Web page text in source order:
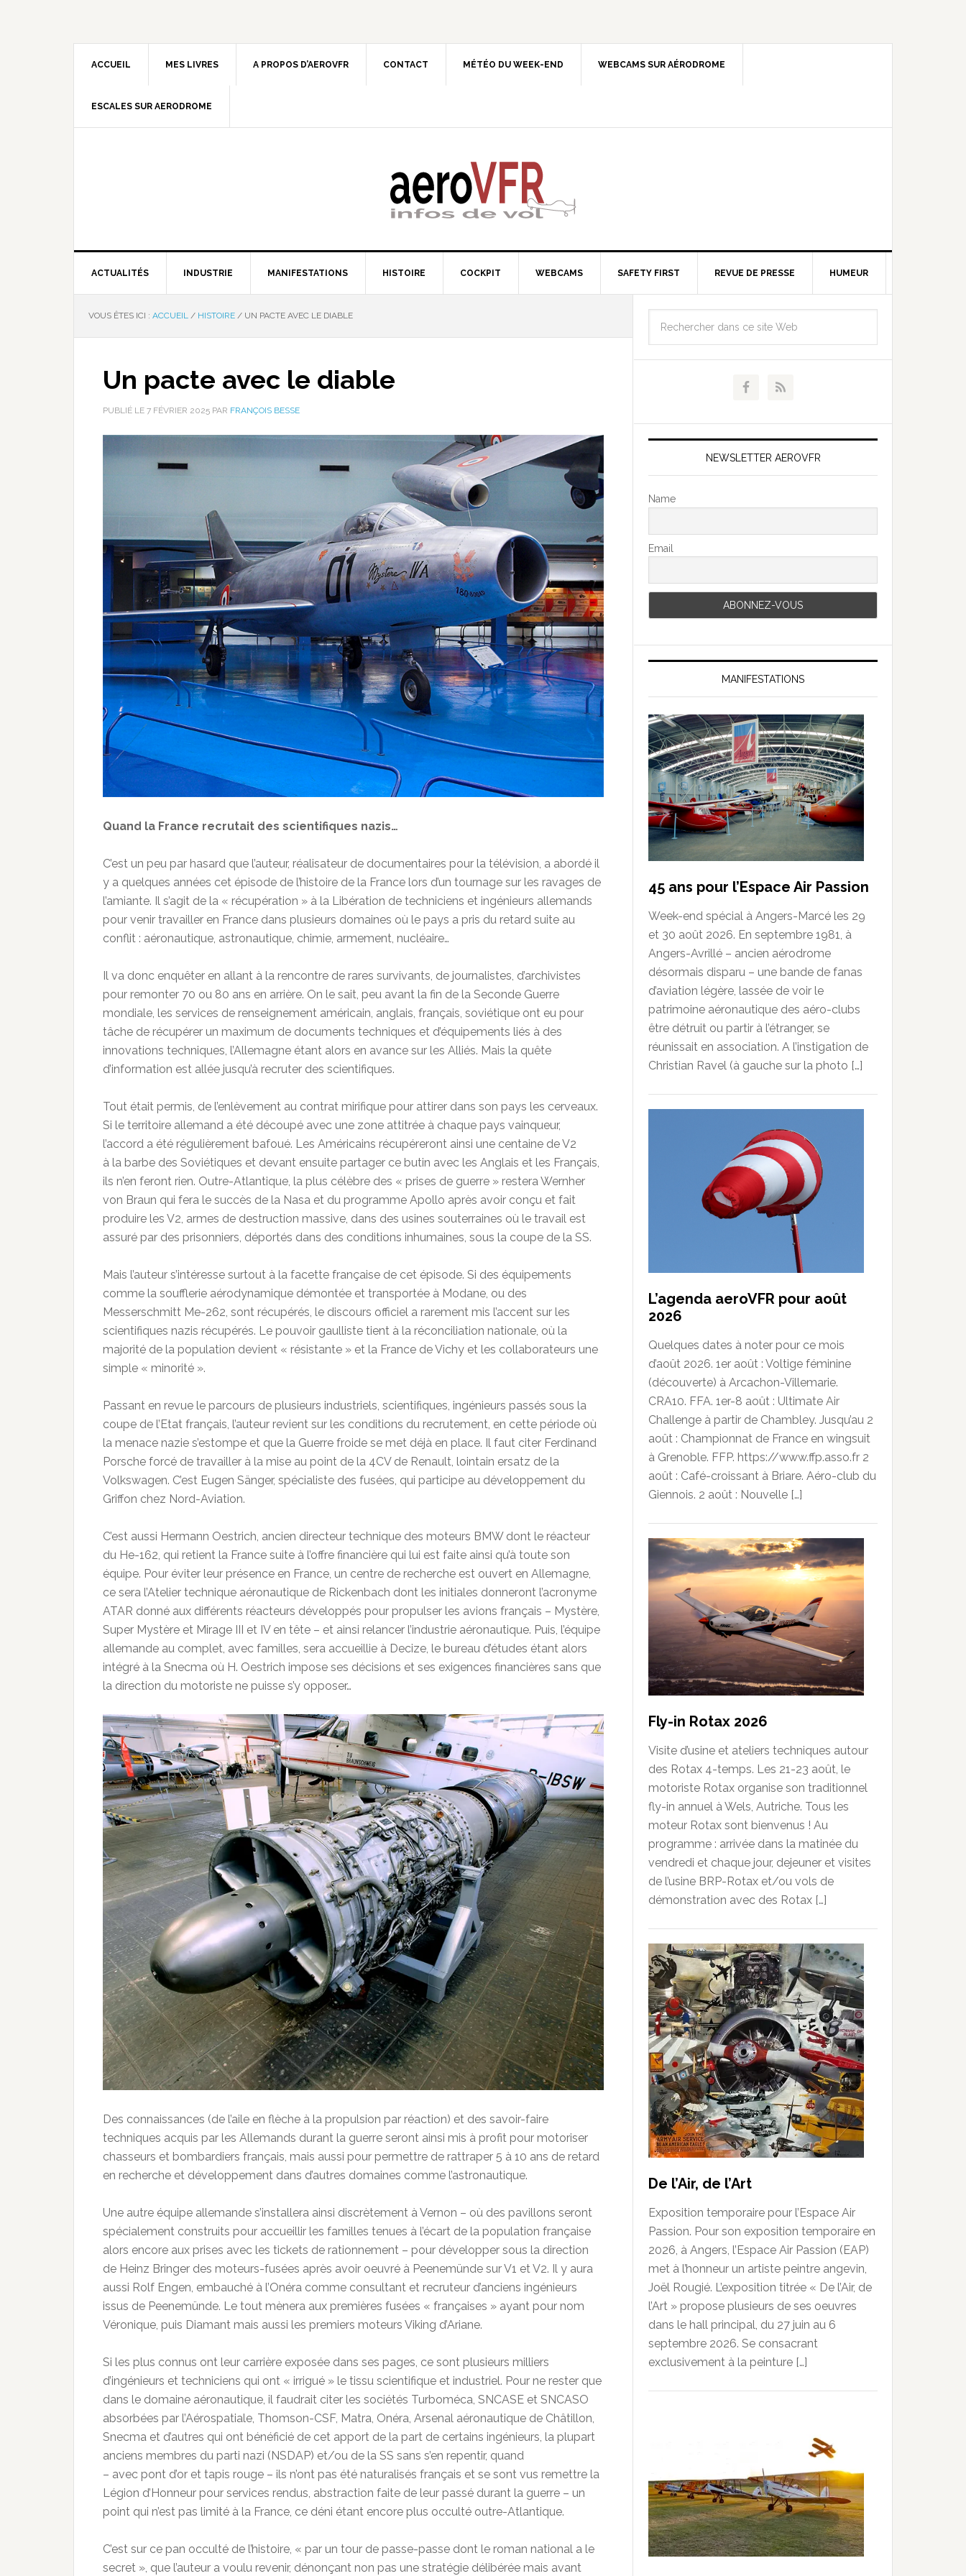
ACCUEIL MES LIVRES A PROPOS D’AEROVFR CONTACT MÉTÉO DU WEEK-END WEBCAMS SUR AÉRODROME
ESCALES SUR AERODROME
ACTUALITÉS INDUSTRIE MANIFESTATIONS HISTOIRE COCKPIT WEBCAMS SAFETY FIRST REVUE DE PRESSE HUMEUR
VOUS ÊTES ICI : ACCUEIL / HISTOIRE / UN PACTE AVEC LE DIABLE
Un pacte avec le diable
PUBLIÉ LE 7 FÉVRIER 2025 PAR FRANÇOIS BESSE
Quand la France recrutait des scientifiques nazis…
C’est un peu par hasard que l’auteur, réalisateur de documentaires pour la télévision, a abordé il
y a quelques années cet épisode de l’histoire de la France lors d’un tournage sur les ravages de
l’amiante. Il s’agit de la « récupération » à la Libération de techniciens et ingénieurs allemands
pour venir travailler en France dans plusieurs domaines où le pays a pris du retard suite au
conflit : aéronautique, astronautique, chimie, armement, nucléaire…
Il va donc enquêter en allant à la rencontre de rares survivants, de journalistes, d’archivistes
pour remonter 70 ou 80 ans en arrière. On le sait, peu avant la fin de la Seconde Guerre
mondiale, les services de renseignement américain, anglais, français, soviétique ont eu pour
tâche de récupérer un maximum de documents techniques et d’équipements liés à des
innovations techniques, l’Allemagne étant alors en avance sur les Alliés. Mais la quête
d’information est allée jusqu’à recruter des scientifiques.
Tout était permis, de l’enlèvement au contrat mirifique pour attirer dans son pays les cerveaux.
Si le territoire allemand a été découpé avec une zone attitrée à chaque pays vainqueur,
l’accord a été régulièrement bafoué. Les Américains récupéreront ainsi une centaine de V2
à la barbe des Soviétiques et devant ensuite partager ce butin avec les Anglais et les Français,
ils n’en feront rien. Outre-Atlantique, la plus célèbre des « prises de guerre » restera Wernher
von Braun qui fera le succès de la Nasa et du programme Apollo après avoir conçu et fait
produire les V2, armes de destruction massive, dans des usines souterraines où le travail est
assuré par des prisonniers, déportés dans des conditions inhumaines, sous la coupe de la SS.
Mais l’auteur s’intéresse surtout à la facette française de cet épisode. Si des équipements
comme la soufflerie aérodynamique démontée et transportée à Modane, ou des
Messerschmitt Me-262, sont récupérés, le discours officiel a rarement mis l’accent sur les
scientifiques nazis récupérés. Le pouvoir gaulliste tient à la réconciliation nationale, où la
majorité de la population devient « résistante » et la France de Vichy et les collaborateurs une
simple « minorité ».
Passant en revue le parcours de plusieurs industriels, scientifiques, ingénieurs passés sous la
coupe de l’Etat français, l’auteur revient sur les conditions du recrutement, en cette période où
la menace nazie s’estompe et que la Guerre froide se met déjà en place. Il faut citer Ferdinand
Porsche forcé de travailler à la mise au point de la 4CV de Renault, lointain ersatz de la
Volkswagen. C’est Eugen Sänger, spécialiste des fusées, qui participe au développement du
Griffon chez Nord-Aviation.
C’est aussi Hermann Oestrich, ancien directeur technique des moteurs BMW dont le réacteur
du He-162, qui retient la France suite à l’offre financière qui lui est faite ainsi qu’à toute son
équipe. Pour éviter leur présence en France, un centre de recherche est ouvert en Allemagne,
ce sera l’Atelier technique aéronautique de Rickenbach dont les initiales donneront l’acronyme
ATAR donné aux différents réacteurs développés pour propulser les avions français – Mystère,
Super Mystère et Mirage III et IV en tête – et ainsi relancer l’industrie aéronautique. Puis, l’équipe
allemande au complet, avec familles, sera accueillie à Decize, le bureau d’études étant alors
intégré à la Snecma où H. Oestrich impose ses décisions et ses exigences financières sans que
la direction du motoriste ne puisse s’y opposer…
Des connaissances (de l’aile en flèche à la propulsion par réaction) et des savoir-faire
techniques acquis par les Allemands durant la guerre seront ainsi mis à profit pour motoriser
chasseurs et bombardiers français, mais aussi pour permettre de rattraper 5 à 10 ans de retard
en recherche et développement dans d’autres domaines comme l’astronautique.
Une autre équipe allemande s’installera ainsi discrètement à Vernon – où des pavillons seront
spécialement construits pour accueillir les familles tenues à l’écart de la population française
alors encore aux prises avec les tickets de rationnement – pour développer sous la direction
de Heinz Bringer des moteurs-fusées après avoir oeuvré à Peenemünde sur V1 et V2. Il y aura
aussi Rolf Engen, embauché à l’Onéra comme consultant et recruteur d’anciens ingénieurs
issus de Peenemünde. Le tout mènera aux premières fusées « françaises » ayant pour nom
Véronique, puis Diamant mais aussi les premiers moteurs Viking d’Ariane.
Si les plus connus ont leur carrière exposée dans ses pages, ce sont plusieurs milliers
d’ingénieurs et techniciens qui ont « irrigué » le tissu scientifique et industriel. Pour ne rester que
dans le domaine aéronautique, il faudrait citer les sociétés Turboméca, SNCASE et SNCASO
absorbées par l’Aérospatiale, Thomson-CSF, Matra, Onéra, Arsenal aéronautique de Châtillon,
Snecma et d’autres qui ont bénéficié de cet apport de la part de certains ingénieurs, la plupart
anciens membres du parti nazi (NSDAP) et/ou de la SS sans s’en repentir, quand
– avec pont d’or et tapis rouge – ils n’ont pas été naturalisés français et se sont vus remettre la
Légion d’Honneur pour services rendus, abstraction faite de leur passé durant la guerre – un
point qui n’est pas limité à la France, ce déni étant encore plus occulté outre-Atlantique.
C’est sur ce pan occulté de l’histoire, « par un tour de passe-passe dont le roman national a le
secret », que l’auteur a voulu revenir, dénonçant non pas une stratégie délibérée mais avant
NEWSLETTER AEROVFR
Name
Email
MANIFESTATIONS
45 ans pour l’Espace Air Passion
Week-end spécial à Angers-Marcé les 29
et 30 août 2026. En septembre 1981, à
Angers-Avrillé – ancien aérodrome
désormais disparu – une bande de fanas
d’aviation légère, lassée de voir le
patrimoine aéronautique des aéro-clubs
être détruit ou partir à l’étranger, se
réunissait en association. A l’instigation de
Christian Ravel (à gauche sur la photo […]
L’agenda aeroVFR pour août
2026
Quelques dates à noter pour ce mois
d’août 2026. 1er août : Voltige féminine
(découverte) à Arcachon-Villemarie.
CRA10. FFA. 1er-8 août : Ultimate Air
Challenge à partir de Chambley. Jusqu’au 2
août : Championnat de France en wingsuit
à Grenoble. FFP. https://www.ffp.asso.fr 2
août : Café-croissant à Briare. Aéro-club du
Giennois. 2 août : Nouvelle […]
Fly-in Rotax 2026
Visite d’usine et ateliers techniques autour
des Rotax 4-temps. Les 21-23 août, le
motoriste Rotax organise son traditionnel
fly-in annuel à Wels, Autriche. Tous les
moteur Rotax sont bienvenus ! Au
programme : arrivée dans la matinée du
vendredi et chaque jour, dejeuner et visites
de l’usine BRP-Rotax et/ou vols de
démonstration avec des Rotax […]
De l’Air, de l’Art
Exposition temporaire pour l’Espace Air
Passion. Pour son exposition temporaire en
2026, à Angers, l’Espace Air Passion (EAP)
met à l’honneur un artiste peintre angevin,
Joël Rougié. L’exposition titrée « De l’Air, de
l’Art » propose plusieurs de ses oeuvres
dans le hall principal, du 27 juin au 6
septembre 2026. Se consacrant
exclusivement à la peinture […]